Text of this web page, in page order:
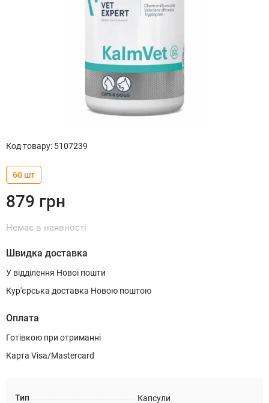
Код товару: 5107239
60 шт
879 грн
Немає в наявності
Швидка доставка
У відділення Нової пошти
Кур'єрська доставка Новою поштою
Оплата
Готівкою при отриманні
Карта Visa/Mastercard
Тип Капсули